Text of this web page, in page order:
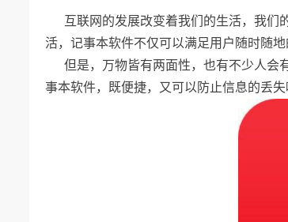
互联网的发展改变着我们的生活，我们
活，记事本软件不仅可以满足用户随时随
但是，万物皆有两面性，也有不少人会
事本软件，既便捷，又可以防止信息的丢失